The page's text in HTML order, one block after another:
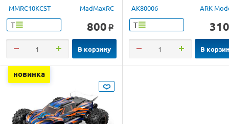
MMRC10KCST MadMaxRC
Т 800 o
В корзину
AK80006 ARK
Т 310
В
новинка